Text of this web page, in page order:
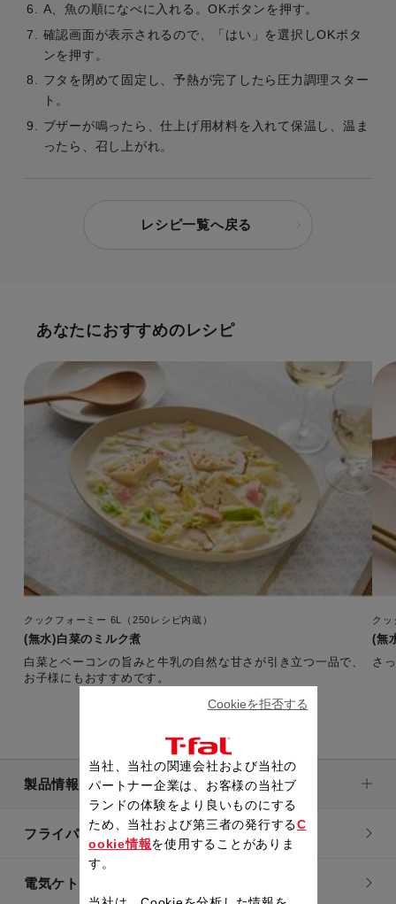
A、魚の順になべに入れる。OKボタンを押す。
確認画面が表示されるので、「はい」を選択しOKボタ
ンを押す。
フタを閉めて固定し、予熱が完了したら圧力調理スター
ト。
ブザーが鳴ったら、仕上げ用材料を入れて保温し、温ま
ったら、召し上がれ。
レシピ一覧へ戻る
あなたにおすすめのレシピ
クックフォーミー 6L（250レシピ内蔵）
(無水)白菜のミルク煮
白菜とベーコンの旨みと牛乳の自然な甘さが引き立つ一品で、
お子様にもおすすめです。
クッ
(無
さ
製品情報
フライパン・鍋
電気ケトル
当社、当社の関連会社および当社の
パートナー企業は、お客様の当社ブ
ランドの体験をより良いものにする
ため、当社および第三者の発行するC
ookie情報を使用することがありま
す。
Cookieを拒否する